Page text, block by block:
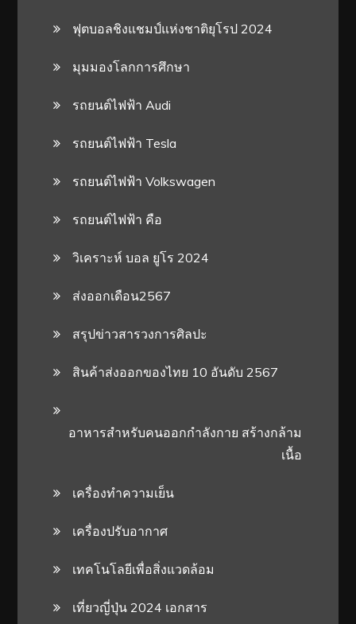
ฟุตบอลชิงแชมป์แห่งชาติยุโรป 2024
มุมมองโลกการศึกษา
รถยนต์ไฟฟ้า Audi
รถยนต์ไฟฟ้า Tesla
รถยนต์ไฟฟ้า Volkswagen
รถยนต์ไฟฟ้า คือ
วิเคราะห์ บอล ยูโร 2024
ส่งออกเดือน2567
สรุปข่าวสารวงการศิลปะ
สินค้าส่งออกของไทย 10 อันดับ 2567
อาหารสําหรับคนออกกําลังกาย สร้างกล้าม
เนื้อ
เครื่องทำความเย็น
เครื่องปรับอากาศ
เทคโนโลยีเพื่อสิ่งแวดล้อม
เที่ยวญี่ปุ่น 2024 เอกสาร